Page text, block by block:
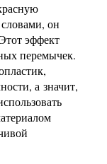
он
эффект
перемычек.
а значит,